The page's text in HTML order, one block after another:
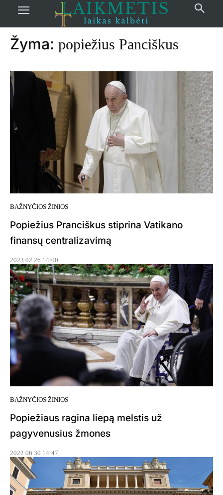
žymos Popiežius Panciškus
Žyma: popiežius Panciškus
BAŽNYČIOS ŽINIOS
Popiežius Pranciškus stiprina Vatikano
finansų centralizavimą
2023 02 26 14:00
BAŽNYČIOS ŽINIOS
Popiežiaus ragina liepą melstis už
pagyvenusius žmones
2022 06 30 14:47